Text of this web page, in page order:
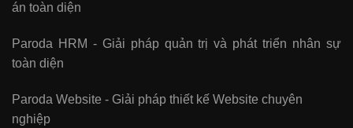
án toàn diện
Paroda HRM - Giải pháp quản trị và phát triển nhân sự
toàn diện
Paroda Website - Giải pháp thiết kế Website chuyên
nghiệp